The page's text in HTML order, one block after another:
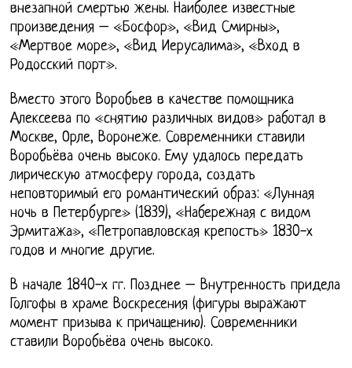
внезапной смертью жены. Наиболее известные
произведения – «Босфор», «Вид Смирны»,
«Мертвое море», «Вид Иерусалима», «Вход в
Родосский порт».
Вместо этого Воробьев в качестве помощника
Алексеева по «снятию различных видов» работал в
Москве, Орле, Воронеже. Современники ставили
Воробьёва очень высоко. Ему удалось передать
лирическую атмосферу города, создать
неповторимый его романтический образ: «Лунная
ночь в Петербурге» (1839), «Набережная с видом
Эрмитажа», «Петропавловская крепость» 1830-х
годов и многие другие.
В начале 1840-х гг. Позднее – Внутренность придела
Голгофы в храме Воскресения (фигуры выражают
момент призыва к причащению). Современники
ставили Воробьёва очень высоко.